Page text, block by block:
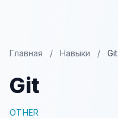
Главная / Навыки / Git
Git
OTHER